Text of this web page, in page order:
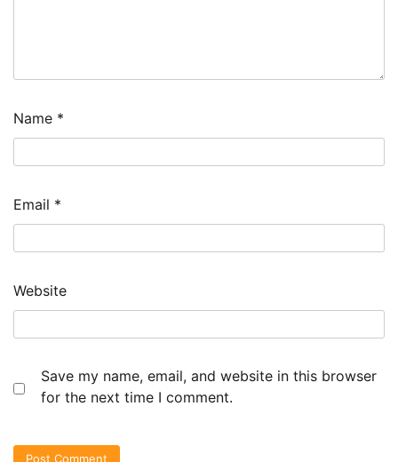
Name *
Email *
Website
Save my name, email, and website in this browser
for the next time I comment.